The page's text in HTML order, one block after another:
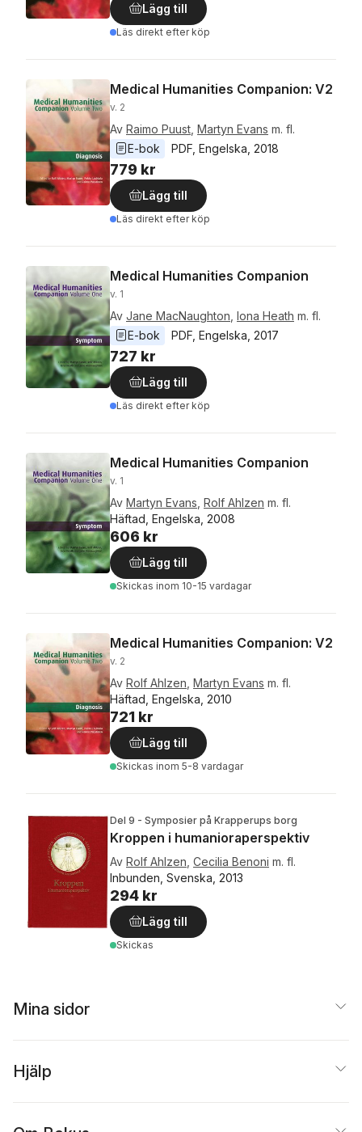
Lägg till
Läs direkt efter köp
Medical Humanities Companion: V2
v. 2
Av Raimo Puust Martyn Evans m. fl.
E-bok
PDF Engelska 2018
779 kr
Lägg till
Läs direkt efter köp
Medical Humanities Companion
v. 1
Av Jane MacNaughton Iona Heath m. fl.
E-bok
PDF Engelska 2017
727 kr
Lägg till
Läs direkt efter köp
Medical Humanities Companion
v. 1
Av Martyn Evans Rolf Ahlzen m. fl.
Häftad, Engelska, 2008
606 kr
Lägg till
Skickas inom 10-15 vardagar
Medical Humanities Companion: V2
v. 2
Av Rolf Ahlzen Martyn Evans m. fl.
Häftad, Engelska, 2010
721 kr
Lägg till
Skickas inom 5-8 vardagar
Del 9 - Symposier på Krapperups borg
Kroppen i humanioraperspektiv
Av Rolf Ahlzen Cecilia Benoni m. fl.
Inbunden, Svenska, 2013
294 kr
Lägg till
Skickas
Mina sidor
Hjälp